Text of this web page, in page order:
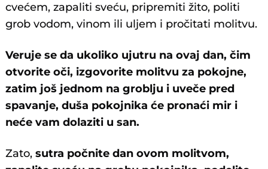
cvećem, zapaliti sveću, pripremiti žito, politi
grob vodom, vinom ili uljem i pročitati molitvu.
Veruje se da ukoliko ujutru na ovaj dan, čim
otvorite oči, izgovorite molitvu za pokojne,
zatim još jednom na groblju i uveče pred
spavanje, duša pokojnika će pronaći mir i
neće vam dolaziti u san.
Zato, sutra počnite dan ovom molitvom,